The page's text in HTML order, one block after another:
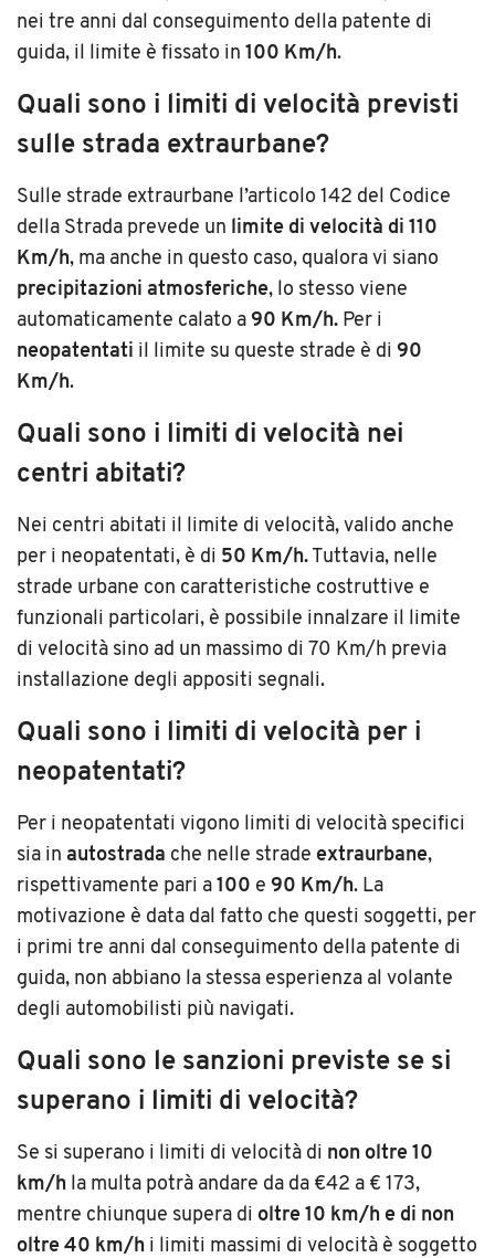
nei tre anni dal conseguimento della patente di
guida, il limite è fissato in 100 Km/h.
Quali sono i limiti di velocità previsti
sulle strada extraurbane?
Sulle strade extraurbane l’articolo 142 del Codice
della Strada prevede un limite di velocità di 110
Km/h, ma anche in questo caso, qualora vi siano
precipitazioni atmosferiche, lo stesso viene
automaticamente calato a 90 Km/h. Per i
neopatentati il limite su queste strade è di 90
Km/h.
Quali sono i limiti di velocità nei
centri abitati?
Nei centri abitati il limite di velocità, valido anche
per i neopatentati, è di 50 Km/h. Tuttavia, nelle
strade urbane con caratteristiche costruttive e
funzionali particolari, è possibile innalzare il limite
di velocità sino ad un massimo di 70 Km/h previa
installazione degli appositi segnali.
Quali sono i limiti di velocità per i
neopatentati?
Per i neopatentati vigono limiti di velocità specifici
sia in autostrada che nelle strade extraurbane,
rispettivamente pari a 100 e 90 Km/h. La
motivazione è data dal fatto che questi soggetti, per
i primi tre anni dal conseguimento della patente di
guida, non abbiano la stessa esperienza al volante
degli automobilisti più navigati.
Quali sono le sanzioni previste se si
superano i limiti di velocità?
Se si superano i limiti di velocità di non oltre 10
km/h la multa potrà andare da da €42 a € 173,
mentre chiunque supera di oltre 10 km/h e di non
oltre 40 km/h i limiti massimi di velocità è soggetto